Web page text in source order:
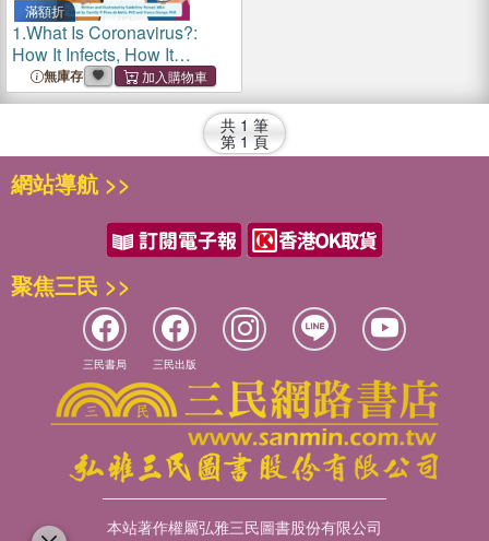
滿額折
1.What Is Coronavirus?:
How It Infects, How It
Spreads, and How to Stay
Safe
無庫存
共 1 筆
第 1 頁
網站導航 >>
聚焦三民 >>
三民書局 三民出版
本站著作權屬弘雅三民圖書股份有限公司